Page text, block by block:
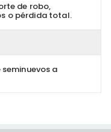
de robo,
o pérdida total.
a